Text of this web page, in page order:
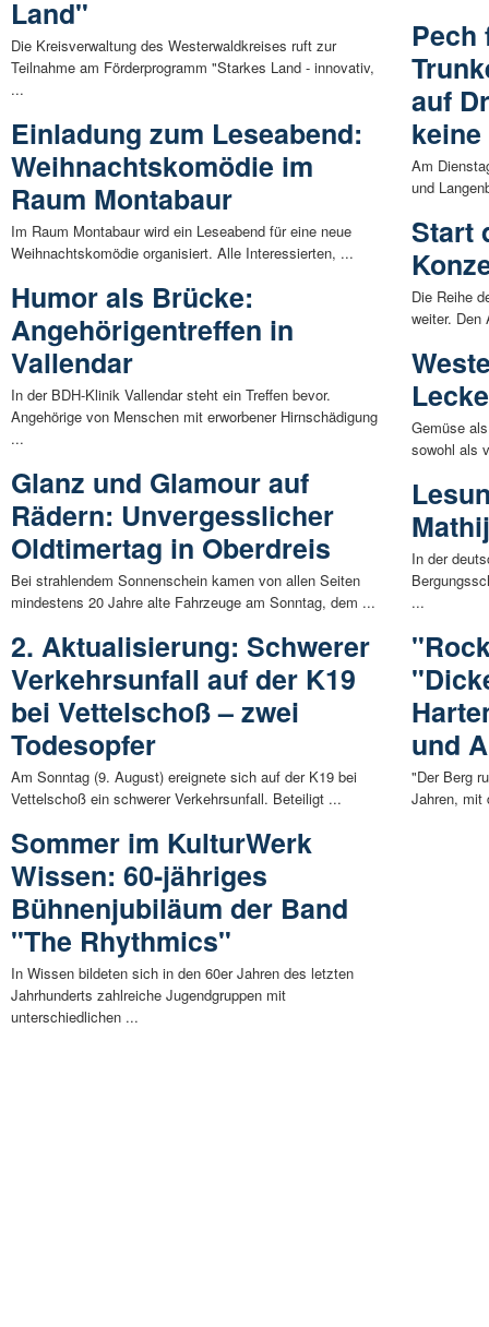
Land"
Die Kreisverwaltung des Westerwaldkreises ruft zur
Teilnahme am Förderprogramm "Starkes Land - innovativ,
...
Einladung zum Leseabend:
Weihnachtskomödie im
Raum Montabaur
Im Raum Montabaur wird ein Leseabend für eine neue
Weihnachtskomödie organisiert. Alle Interessierten, ...
Humor als Brücke:
Angehörigentreffen in
Vallendar
In der BDH-Klinik Vallendar steht ein Treffen bevor.
Angehörige von Menschen mit erworbener Hirnschädigung
...
Glanz und Glamour auf
Rädern: Unvergesslicher
Oldtimertag in Oberdreis
Bei strahlendem Sonnenschein kamen von allen Seiten
mindestens 20 Jahre alte Fahrzeuge am Sonntag, dem ...
2. Aktualisierung: Schwerer
Verkehrsunfall auf der K19
bei Vettelschoß – zwei
Todesopfer
Am Sonntag (9. August) ereignete sich auf der K19 bei
Vettelschoß ein schwerer Verkehrsunfall. Beteiligt ...
Sommer im KulturWerk
Wissen: 60-jähriges
Bühnenjubiläum der Band
"The Rhythmics"
In Wissen bildeten sich in den 60er Jahren des letzten
Jahrhunderts zahlreiche Jugendgruppen mit
unterschiedlichen ...
Pech
auf
Am
und
Start
Die Reihe
weiter.
Gemüse
sowohl als
In der
...
und
"Der Berg
Jahren, mit